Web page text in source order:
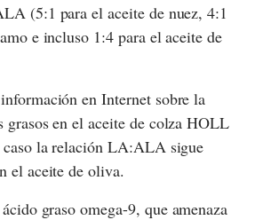
(5:1 para el aceite de nuez, 4:1
e incluso 1:4 para el aceite de
en Internet sobre la
grasos en el aceite de colza HOLL
caso la relación LA:ALA sigue
el aceite de oliva.
graso omega-9, que amenaza